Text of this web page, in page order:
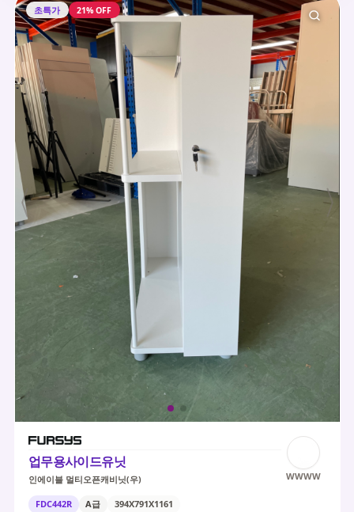
초특가 21% OFF
업무용사이드유닛
인에이블 멀티오픈캐비닛(우) WWWW
FDC442R A급 394X791X1161